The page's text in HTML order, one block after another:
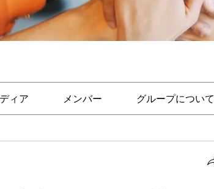
ィア メンバー グループについて